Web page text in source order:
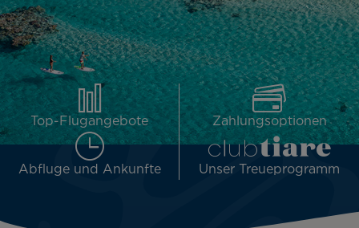
Top-Flugangebote Zahlungsoptionen
Abfluge und Ankunfte Unser Treueprogramm